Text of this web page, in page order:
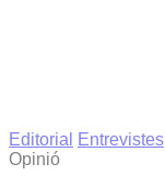
Editorial
Entrevistes
Opinió